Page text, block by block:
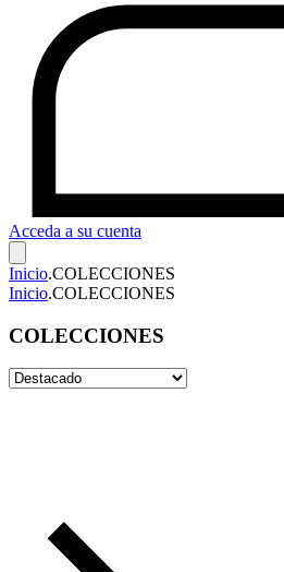
Acceda a su cuenta
Inicio.COLECCIONES
Inicio.COLECCIONES
COLECCIONES